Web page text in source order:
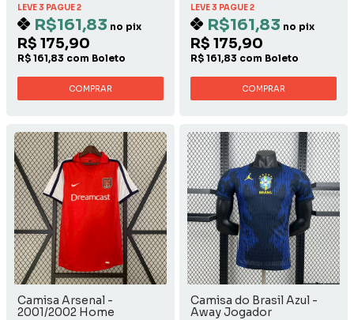
LEVE 3 PAGUE 2
R$161,83 no pix
R$ 175,90
R$ 161,83 com Boleto
COMPRAR
LEVE 3 PAGUE 2
R$161,83 no pix
R$ 175,90
R$ 161,83 com Boleto
COMPRAR
Camisa Arsenal -
2001/2002 Home
Camisa do Brasil Azul -
Away Jogador